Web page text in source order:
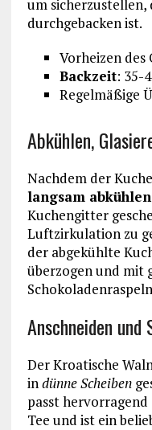
um sicherzustellen,
durchgebacken ist.
Vorheizen des
Backzeit: 35-
Regelmäßige
Abkühlen,
Nachdem der
langsam abkühlen
Kuchengitter
Luftzirkulation zu
der abgekühlte
überzogen und mit
Anschneiden und
Der Kroatische
indünne Scheiben
passt hervorragend
Tee und ist ein